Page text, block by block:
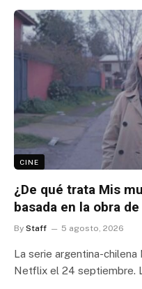
CINE
¿De qué trata Mis
basada en la obra
By Staff 5 agosto, 2026
La serie argentina-
Netflix el 24 septiembre.